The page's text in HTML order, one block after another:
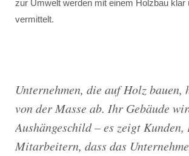
zur Umwelt werden mit einem Holzbau klar
vermittelt.
Unternehmen, die auf Holz bauen,
von der Masse ab. Ihr Gebäude
Aushängeschild – es zeigt
Mitarbeitern, dass das